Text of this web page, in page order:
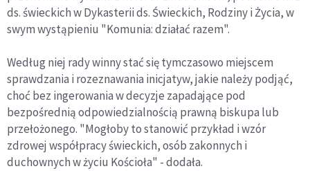
ds. świeckich w Dykasterii ds. Świeckich, Rodziny i Życia, w
swym wystąpieniu "Komunia: działać razem".
Według niej rady winny stać się tymczasowo miejscem
sprawdzania i rozeznawania inicjatyw, jakie należy podjąć,
choć bez ingerowania w decyzje zapadające pod
bezpośrednią odpowiedzialnością prawną biskupa lub
przełożonego. "Mogłoby to stanowić przykład i wzór
zdrowej współpracy świeckich, osób zakonnych i
duchownych w życiu Kościoła" - dodała.